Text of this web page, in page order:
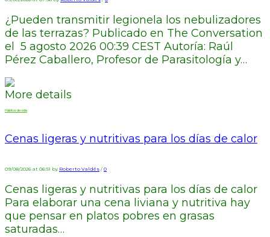
¿Pueden transmitir legionela los nebulizadores
de las terrazas? Publicado en The Conversation
el 5 agosto 2026 00:39 CEST Autoría: Raúl
Pérez Caballero, Profesor de Parasitología y…
More details
Hábitos de vida
Cenas ligeras y nutritivas para los días de calor
09/08/2026 at 06:51 by Roberto Valdés / 0
Cenas ligeras y nutritivas para los días de calor
Para elaborar una cena liviana y nutritiva hay
que pensar en platos pobres en grasas
saturadas…